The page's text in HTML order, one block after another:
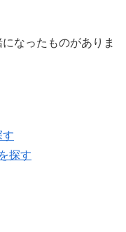
なったものがありま
す
を探す